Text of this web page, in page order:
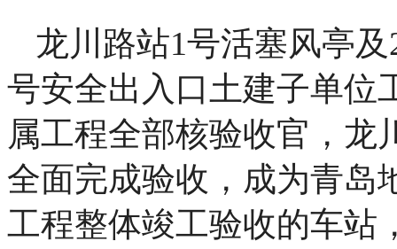
龙川路站1号活塞风亭
号安全出入口土建子单位
属工程全部核验收官，龙
全面完成验收，成为青岛
工程整体竣工验收的车站